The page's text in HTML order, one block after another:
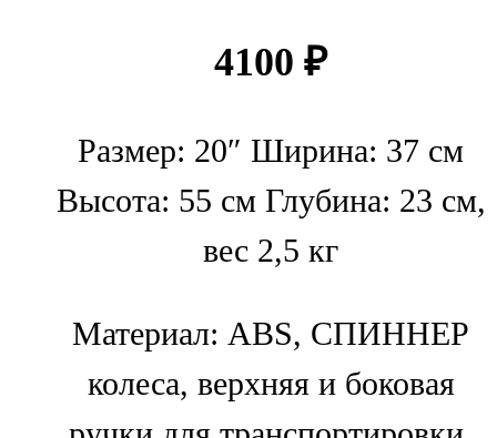
4100 ₽
Размер: 20″ Ширина: 37 см
Высота: 55 см Глубина: 23 см,
вес 2,5 кг
Материал: ABS, СПИННЕР
колеса, верхняя и боковая